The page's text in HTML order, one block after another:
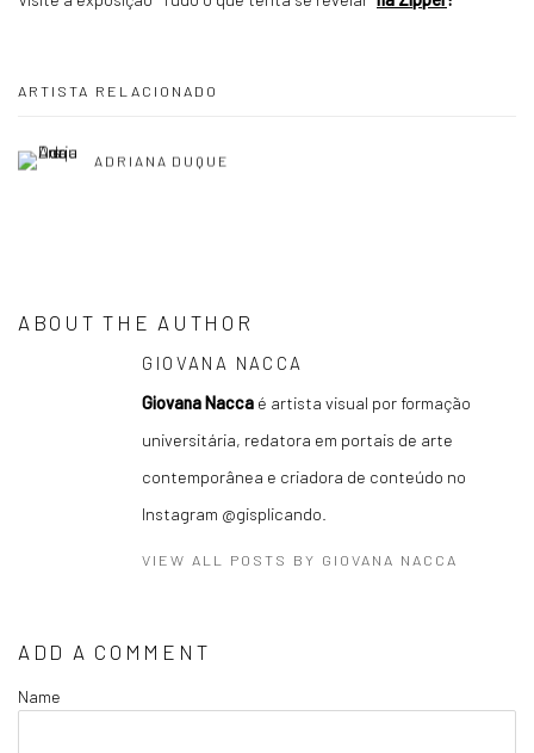
ARTISTA RELACIONADO
ADRIANA DUQUE
ABOUT THE AUTHOR
GIOVANA NACCA
Giovana Nacca é artista visual por formação
universitária, redatora em portais de arte
contemporânea e criadora de conteúdo no
Instagram @gisplicando.
VIEW ALL POSTS BY GIOVANA NACCA
ADD A COMMENT
Name